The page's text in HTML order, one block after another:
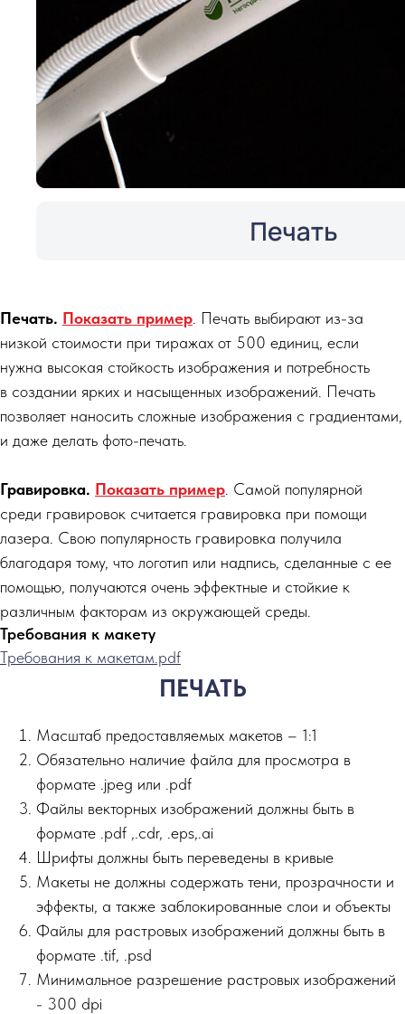
Печать. Показать пример . Печать выбирают из-за
низкой стоимости при тиражах от 500 единиц, если
нужна высокая стойкость изображения и потребность
в создании ярких и насыщенных изображений. Печать
позволяет наносить сложные изображения с градиентами,
и даже делать фото-печать.
Гравировка. Показать пример . Самой популярной
среди гравировок считается гравировка при помощи
лазера. Свою популярность гравировка получила
благодаря тому, что логотип или надпись, сделанные с ее
помощью, получаются очень эффектные и стойкие к
различным факторам из окружающей среды.
Требования к макету
Требования к макетам.pdf
ПЕЧАТЬ
Масштаб предоставляемых макетов – 1:1
Обязательно наличие файла для просмотра в
формате .jpeg или .pdf
Файлы векторных изображений должны быть в
формате .pdf ,.сdr, .eps,.ai
Шрифты должны быть переведены в кривые
Макеты не должны содержать тени, прозрачности и
эффекты, а также заблокированные слои и объекты
Файлы для растровых изображений должны быть в
формате .tif, .psd
Минимальное разрешение растровых изображений
- 300 dpi